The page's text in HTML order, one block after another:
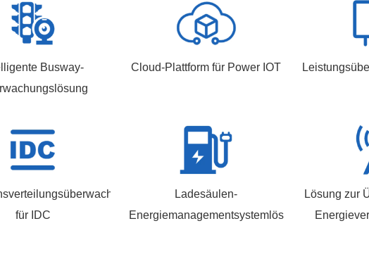
Busway-
Cloud-Plattform für Power IOT
für IDC
Ladesäulen-
Energiemanagementsystemlösung
Lösung zur